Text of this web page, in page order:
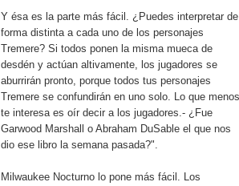
Y ésa es la parte más fácil. ¿Puedes interpretar de
forma distinta a cada uno de los personajes
Tremere? Si todos ponen la misma mueca de
desdén y actúan altivamente, los jugadores se
aburrirán pronto, porque todos tus personajes
Tremere se confundirán en uno solo. Lo que menos
te interesa es oír decir a los jugadores.- ¿Fue
Garwood Marshall o Abraham DuSable el que nos
dio ese libro la semana pasada?".
Milwaukee Nocturno lo pone más fácil. Los